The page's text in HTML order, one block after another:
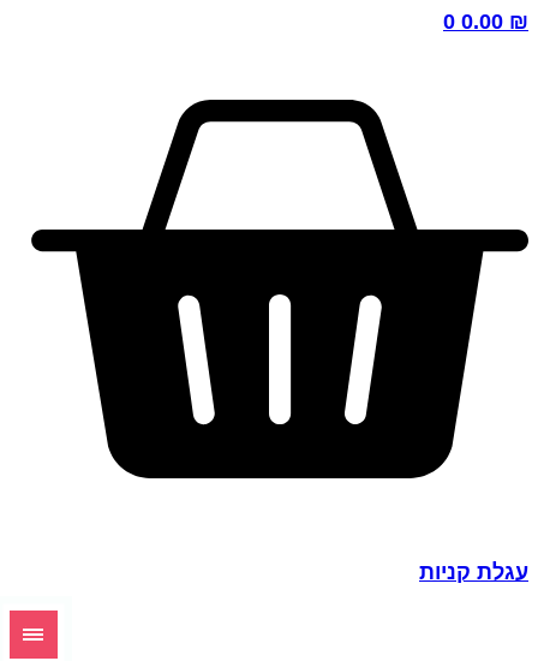
0.00
0
קניות